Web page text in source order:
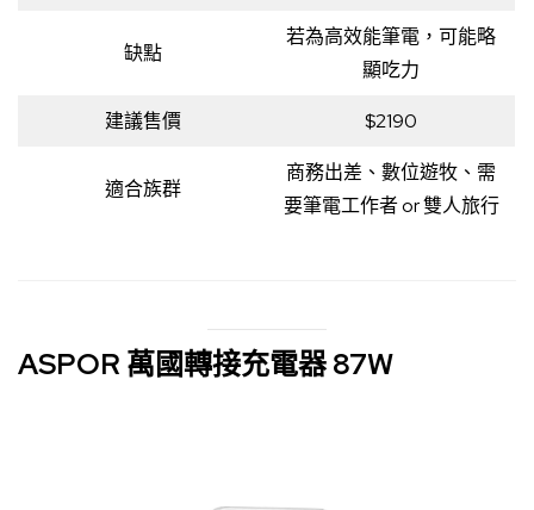
缺點
若為高效能筆電，可能略
顯吃力
建議售價 $2190
適合族群
商務出差、數位遊牧、需
要筆電工作者 or 雙人旅行
ASPOR 萬國轉接充電器 87W